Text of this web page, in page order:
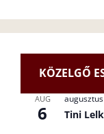
KÖZELGŐ
AUG
6 Tini